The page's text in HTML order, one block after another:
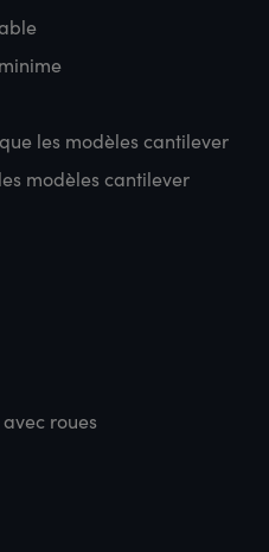
les modèles cantilever
modèles cantilever
roues